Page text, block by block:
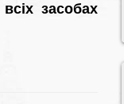
засобах